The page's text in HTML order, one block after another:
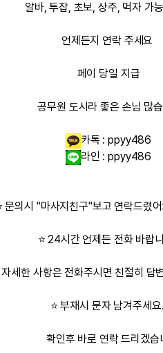
알바, 투잡, 초보, 상주, 먹자 가
언제든지 연락 주세요
페이 당일 지급
공무원 도시라 좋은 손님 많
카톡 :ppyy486
라인 :ppyy486
문의시 "마사지친구"보고 연락드렸
⭐ 24시간 언제든 전화 바랍
자세한 사항은 전화주시면 친절히 답
⭐ 부재시 문자 남겨주세요
확인후 바로 연락 드리겠습